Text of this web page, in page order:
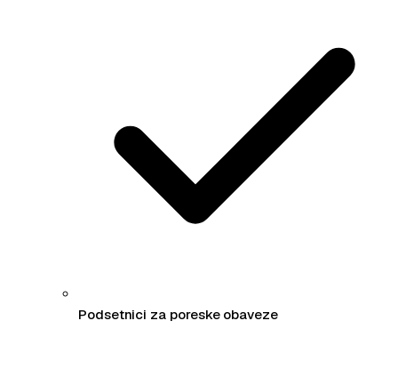
Podsetnici za poreske obaveze